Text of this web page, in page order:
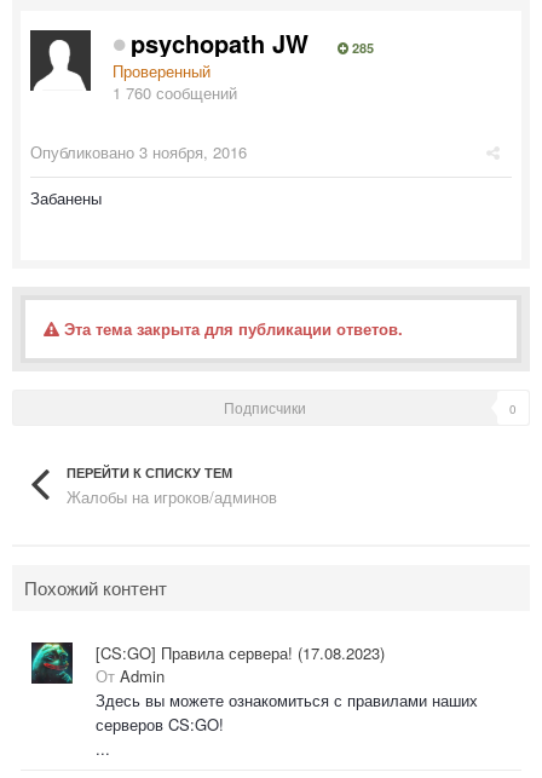
psychopath JW 285
Проверенный
1 760 сообщений
Опубликовано 3 ноября, 2016
Забанены
Эта тема закрыта для публикации ответов.
Подписчики 0
ПЕРЕЙТИ К СПИСКУ ТЕМ
Жалобы на игроков/админов
Похожий контент
[CS:GO] Правила сервера! (17.08.2023)
От Admin
Здесь вы можете ознакомиться с правилами наших
серверов CS:GO!
...